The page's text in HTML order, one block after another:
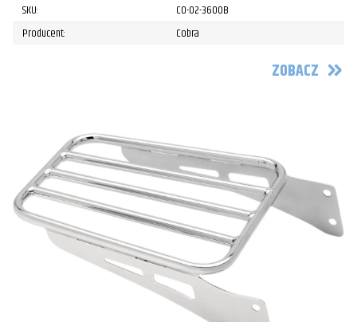
SKU:
CO-02-3600B
Producent:
Cobra
ZOBACZ